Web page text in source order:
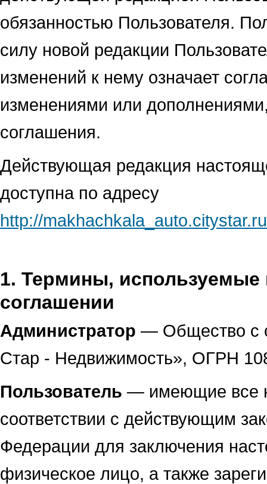
обязанностью Пользователя.
силу новой редакции
изменений к нему означает
изменениями или
соглашения.
Действующая редакция
доступна по адресу
http://
1. Термины, используемые
соглашении
Администратор — Общество с
Стар - Недвижимость», ОГРН
Пользователь — имеющие все
соответствии с действующим
Федерации для заключения
физическое лицо, а также